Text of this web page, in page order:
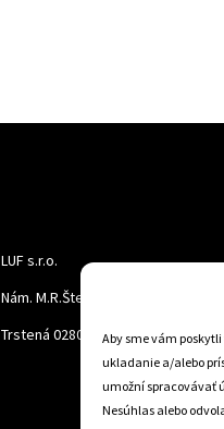
Aby sme vám
ukladanie a/alebo
umožní spracovávať
Nesúhlas alebo
LUF s.r.o.
Nám. M.R.Štefanika 518,
Trstená 02801